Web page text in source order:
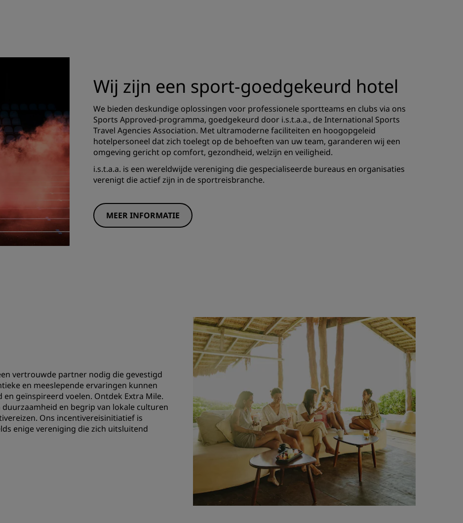
Wij zijn een sport-goedgekeurd hotel
We bieden deskundige oplossingen voor professionele sportteams en clubs via ons
Sports Approved-programma, goedgekeurd door i.s.t.a.a., de International Sports
Travel Agencies Association. Met ultramoderne faciliteiten en hoogopgeleid
hotelpersoneel dat zich toelegt op de behoeften van uw team, garanderen wij een
omgeving gericht op comfort, gezondheid, welzijn en veiligheid.
i.s.t.a.a. is een wereldwijde vereniging die gespecialiseerde bureaus en organisaties
verenigt die actief zijn in de sportreisbranche.
MEER INFORMATIE
vertrouwde partner nodig die gevestigd
en meeslepende ervaringen kunnen
geïnspireerd voelen. Ontdek Extra Mile.
en begrip van lokale culturen
Ons incentivereisinitiatief is
enige vereniging die zich uitsluitend